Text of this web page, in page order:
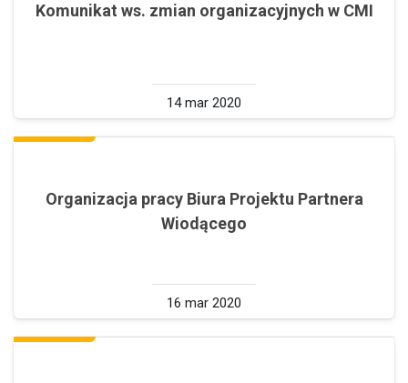
Komunikat ws. zmian organizacyjnych w CMI
14 mar 2020
Organizacja pracy Biura Projektu Partnera
Wiodącego
16 mar 2020